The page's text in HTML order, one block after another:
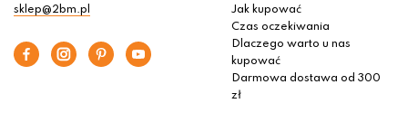
sklep@2bm.pl
Jak kupować
Czas oczekiwania
Dlaczego warto u nas
kupować
Darmowa dostawa od 300
zł